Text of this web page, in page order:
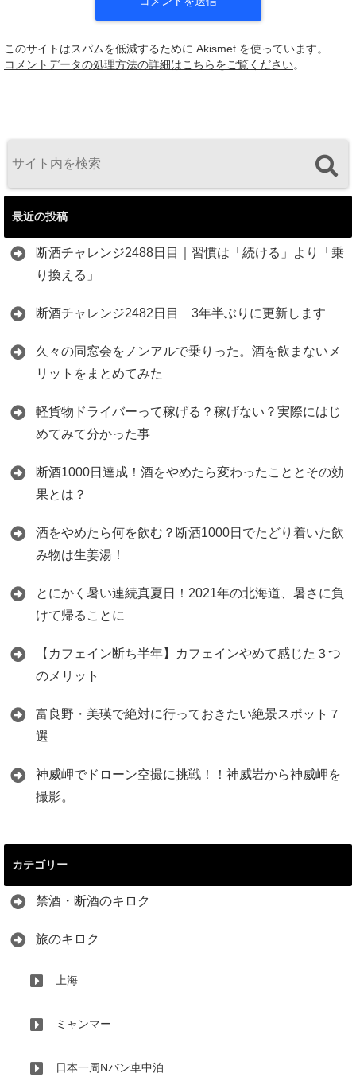
このサイトはスパムを低減するために Akismet を使っています。
コメントデータの処理方法の詳細はこちらをご覧ください。
最近の投稿
断酒チャレンジ2488日目｜習慣は「続ける」より「乗
り換える」
断酒チャレンジ2482日目 3年半ぶりに更新します
久々の同窓会をノンアルで乗りった。酒を飲まないメ
リットをまとめてみた
軽貨物ドライバーって稼げる？稼げない？実際にはじ
めてみて分かった事
断酒1000日達成！酒をやめたら変わったこととその効
果とは？
酒をやめたら何を飲む？断酒1000日でたどり着いた飲
み物は生姜湯！
とにかく暑い連続真夏日！2021年の北海道、暑さに負
けて帰ることに
【カフェイン断ち半年】カフェインやめて感じた３つ
のメリット
富良野・美瑛で絶対に行っておきたい絶景スポット７
選
神威岬でドローン空撮に挑戦！！神威岩から神威岬を
撮影。
カテゴリー
禁酒・断酒のキロク
旅のキロク
上海
ミャンマー
日本一周Nバン車中泊